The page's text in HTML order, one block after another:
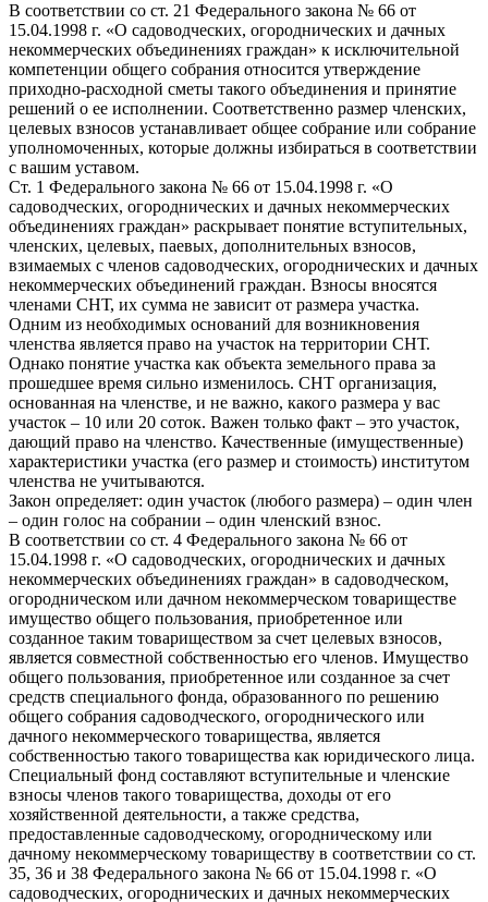
В соответствии со ст. 21 Федерального закона № 66 от
15.04.1998 г. «О садоводческих, огороднических и дачных
некоммерческих объединениях граждан» к исключительной
компетенции общего собрания относится утверждение
приходно-расходной сметы такого объединения и принятие
решений о ее исполнении. Соответственно размер членских,
целевых взносов устанавливает общее собрание или собрание
уполномоченных, которые должны избираться в соответствии
с вашим уставом.
Ст. 1 Федерального закона № 66 от 15.04.1998 г. «О
садоводческих, огороднических и дачных некоммерческих
объединениях граждан» раскрывает понятие вступительных,
членских, целевых, паевых, дополнительных взносов,
взимаемых с членов садоводческих, огороднических и дачных
некоммерческих объединений граждан. Взносы вносятся
членами СНТ, их сумма не зависит от размера участка.
Одним из необходимых оснований для возникновения
членства является право на участок на территории СНТ.
Однако понятие участка как объекта земельного права за
прошедшее время сильно изменилось. СНТ организация,
основанная на членстве, и не важно, какого размера у вас
участок – 10 или 20 соток. Важен только факт – это участок,
дающий право на членство. Качественные (имущественные)
характеристики участка (его размер и стоимость) институтом
членства не учитываются.
Закон определяет: один участок (любого размера) – один член
– один голос на собрании – один членский взнос.
В соответствии со ст. 4 Федерального закона № 66 от
15.04.1998 г. «О садоводческих, огороднических и дачных
некоммерческих объединениях граждан» в садоводческом,
огородническом или дачном некоммерческом товариществе
имущество общего пользования, приобретенное или
созданное таким товариществом за счет целевых взносов,
является совместной собственностью его членов. Имущество
общего пользования, приобретенное или созданное за счет
средств специального фонда, образованного по решению
общего собрания садоводческого, огороднического или
дачного некоммерческого товарищества, является
собственностью такого товарищества как юридического лица.
Специальный фонд составляют вступительные и членские
взносы членов такого товарищества, доходы от его
хозяйственной деятельности, а также средства,
предоставленные садоводческому, огородническому или
дачному некоммерческому товариществу в соответствии со ст.
35, 36 и 38 Федерального закона № 66 от 15.04.1998 г. «О
садоводческих, огороднических и дачных некоммерческих